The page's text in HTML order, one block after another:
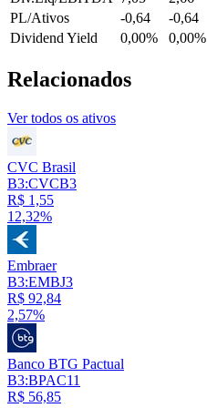
PL/Ativos
-0,64 -0,64
Dividend Yield
0,00% 0,00%
Relacionados
Ver todos os ativos
CVC Brasil
B3:CVCB3
R$ 1,55
12,32%
Embraer
B3:EMBJ3
R$ 92,84
2,57%
Banco BTG Pactual
B3:BPAC11
R$ 56,85